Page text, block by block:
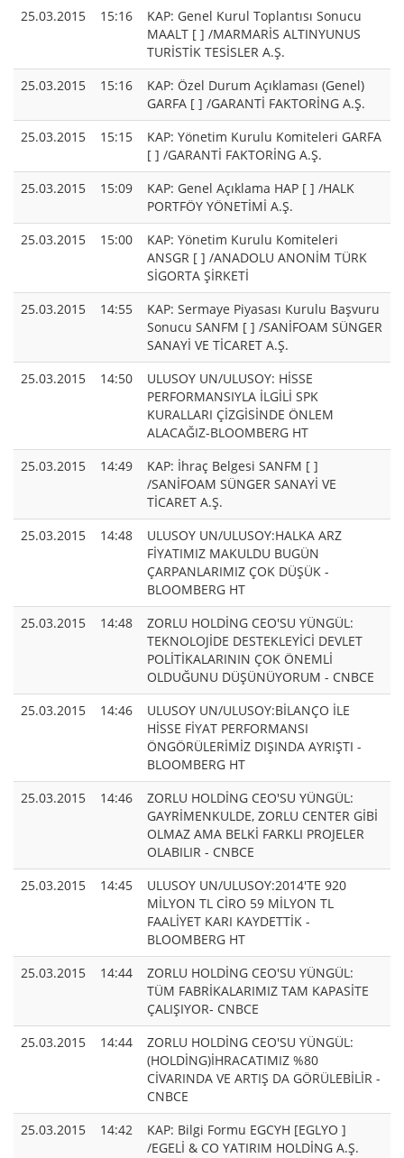
25.03.2015
15:16
KAP: Genel Kurul Toplantısı Sonucu
MAALT [ ] /MARMARİS ALTINYUNUS
TURİSTİK TESİSLER A.Ş.
25.03.2015
15:16
KAP: Özel Durum Açıklaması (Genel)
GARFA [ ] /GARANTİ FAKTORİNG A.Ş.
25.03.2015
15:15
KAP: Yönetim Kurulu Komiteleri GARFA
[ ] /GARANTİ FAKTORİNG A.Ş.
25.03.2015
15:09
KAP: Genel Açıklama HAP [ ] /HALK
PORTFÖY YÖNETİMİ A.Ş.
25.03.2015
15:00
KAP: Yönetim Kurulu Komiteleri
ANSGR [ ] /ANADOLU ANONİM TÜRK
SİGORTA ŞİRKETİ
25.03.2015
14:55
KAP: Sermaye Piyasası Kurulu Başvuru
Sonucu SANFM [ ] /SANİFOAM SÜNGER
SANAYİ VE TİCARET A.Ş.
25.03.2015
14:50
ULUSOY UN/ULUSOY: HİSSE
PERFORMANSIYLA İLGİLİ SPK
KURALLARI ÇİZGİSİNDE ÖNLEM
ALACAĞIZ-BLOOMBERG HT
25.03.2015
14:49
KAP: İhraç Belgesi SANFM [ ]
/SANİFOAM SÜNGER SANAYİ VE
TİCARET A.Ş.
25.03.2015
14:48
ULUSOY UN/ULUSOY:HALKA ARZ
FİYATIMIZ MAKULDU BUGÜN
ÇARPANLARIMIZ ÇOK DÜŞÜK -
BLOOMBERG HT
25.03.2015
14:48
ZORLU HOLDİNG CEO'SU YÜNGÜL:
TEKNOLOJİDE DESTEKLEYİCİ DEVLET
POLİTİKALARININ ÇOK ÖNEMLİ
OLDUĞUNU DÜŞÜNÜYORUM - CNBCE
25.03.2015
14:46
ULUSOY UN/ULUSOY:BİLANÇO İLE
HİSSE FİYAT PERFORMANSI
ÖNGÖRÜLERİMİZ DIŞINDA AYRIŞTI -
BLOOMBERG HT
25.03.2015
14:46
ZORLU HOLDİNG CEO'SU YÜNGÜL:
GAYRİMENKULDE, ZORLU CENTER GİBİ
OLMAZ AMA BELKİ FARKLI PROJELER
OLABILIR - CNBCE
25.03.2015
14:45
ULUSOY UN/ULUSOY:2014'TE 920
MİLYON TL CİRO 59 MİLYON TL
FAALİYET KARI KAYDETTİK -
BLOOMBERG HT
25.03.2015
14:44
ZORLU HOLDİNG CEO'SU YÜNGÜL:
TÜM FABRİKALARIMIZ TAM KAPASİTE
ÇALIŞIYOR- CNBCE
25.03.2015
14:44
ZORLU HOLDİNG CEO'SU YÜNGÜL:
(HOLDİNG)İHRACATIMIZ %80
CİVARINDA VE ARTIŞ DA GÖRÜLEBİLİR -
CNBCE
25.03.2015
14:42
KAP: Bilgi Formu EGCYH [EGLYO ]
/EGELİ & CO YATIRIM HOLDİNG A.Ş.